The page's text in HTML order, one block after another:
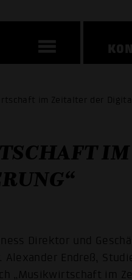
im Zeitalter der
Direktor und
Alexander Endreß,
„Musikwirtschaft im